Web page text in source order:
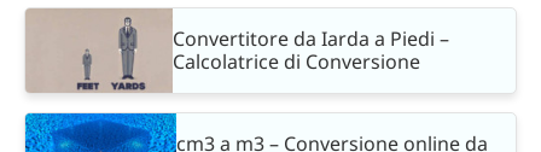
Convertitore da Iarda a Piedi –
Calcolatrice di Conversione
cm3 a m3 – Conversione online da